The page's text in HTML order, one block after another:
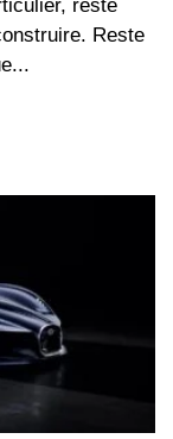
reste
Reste